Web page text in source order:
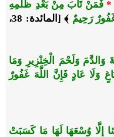
*فَمَنْ تَابَ مِنْ بَعْدِ ظُلْمِهِ
رَحِيمٌ
﴾ [المائدة: 38،
وَالدَّمَ وَلَحْمَ الْخِنْزِيرِ وَمَا
وَلَا عَادٍ فَإِنَّ اللَّهَ غَفُورٌ
إِلَّا وُسْعَهَا لَهَا مَا كَسَبَتْ